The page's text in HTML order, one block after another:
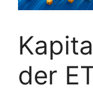
der